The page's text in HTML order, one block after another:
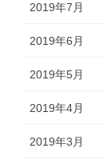
2019年7月
2019年6月
2019年5月
2019年4月
2019年3月